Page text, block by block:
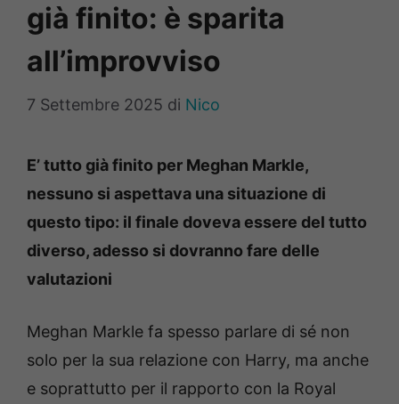
già finito: è sparita
all’improvviso
7 Settembre 2025 di Nico
E’ tutto già finito per Meghan Markle,
nessuno si aspettava una situazione di
questo tipo: il finale doveva essere del tutto
diverso, adesso si dovranno fare delle
valutazioni
Meghan Markle fa spesso parlare di sé non
solo per la sua relazione con Harry, ma anche
e soprattutto per il rapporto con la Royal